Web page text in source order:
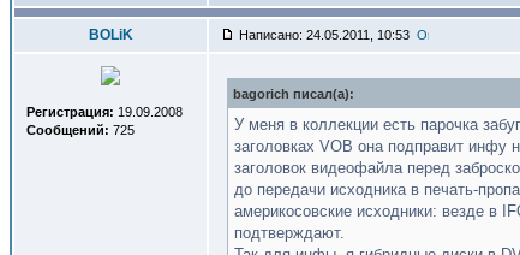
BOLiK Написано: 24.05.2011, 10:53
Регистрация: 19.09.2008
Сообщений: 725
bagorich писал(a):
У меня в коллекции есть парочка
заголовках VOB она подправит инфу
заголовок видеофайла перед
до передачи исходника в печать-
америкосовские исходники: везде в
подтверждают.